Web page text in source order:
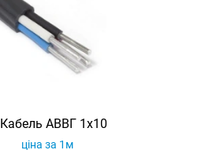
Кабель АВВГ 1х10
ціна за 1м